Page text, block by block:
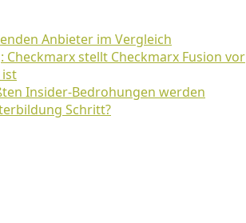
Anbieter im Vergleich
stellt Checkmarx Fusion vor
ist
Insider-Bedrohungen werden
Schritt?